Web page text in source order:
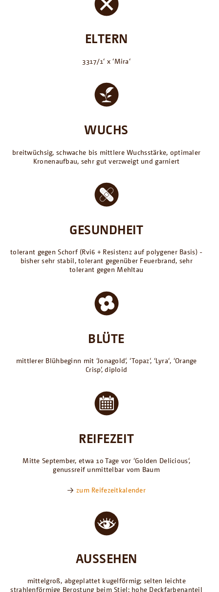
ELTERN
3317/1‘ x ‘Mira‘
WUCHS
breitwüchsig, schwache bis mittlere Wuchsstärke, optimaler
Kronenaufbau, sehr gut verzweigt und garniert
GESUNDHEIT
tolerant gegen Schorf (Rvi6 + Resistenz auf polygener Basis) -
bisher sehr stabil, tolerant gegenüber Feuerbrand, sehr
tolerant gegen Mehltau
BLÜTE
mittlerer Blühbeginn mit ‘Jonagold‘, ‘Topaz‘, ‘Lyra‘‚ ‘Orange
Crisp‘, diploid
REIFEZEIT
Mitte September, etwa 10 Tage vor ‘Golden Delicious‘,
genussreif unmittelbar vom Baum
→zum Reifezeitkalender
AUSSEHEN
mittelgroß, abgeplattet kugelförmig; selten leichte
strahlenförmige Berostung beim Stiel; hohe Deckfarbenanteil